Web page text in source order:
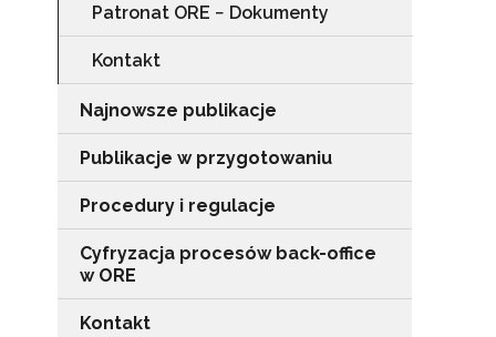
Patronat ORE − Dokumenty
Kontakt
Najnowsze publikacje
Publikacje w przygotowaniu
Procedury i regulacje
Cyfryzacja procesów back-office
w ORE
Kontakt